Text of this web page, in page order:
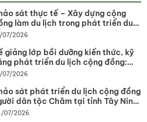
sát thực tế – Xây dựng cộng
làm du lịch trong phát triển du
cộng đồng tại tỉnh Tây Ninh
07/2026
giảng lớp bồi dưỡng kiến thức, kỹ
phát triển du lịch cộng đồng:
lý thuyết với thực tiễn, lan tỏa tư
07/2026
sát phát triển du lịch cộng đồng
dân tộc Chăm tại tỉnh Tây Ninh
2026
07/2026